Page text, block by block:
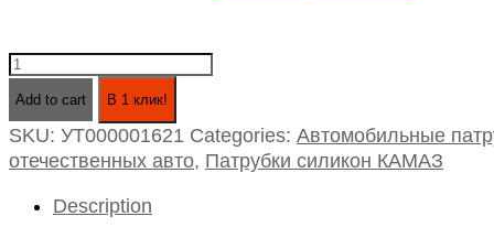
65115-
патрубок
силиконовый
радиатора
Add to cart В 1 клик!
SKU: УТ000001621 Categories: Автомобильные
отечественных авто, Патрубки силикон КАМАЗ
Description